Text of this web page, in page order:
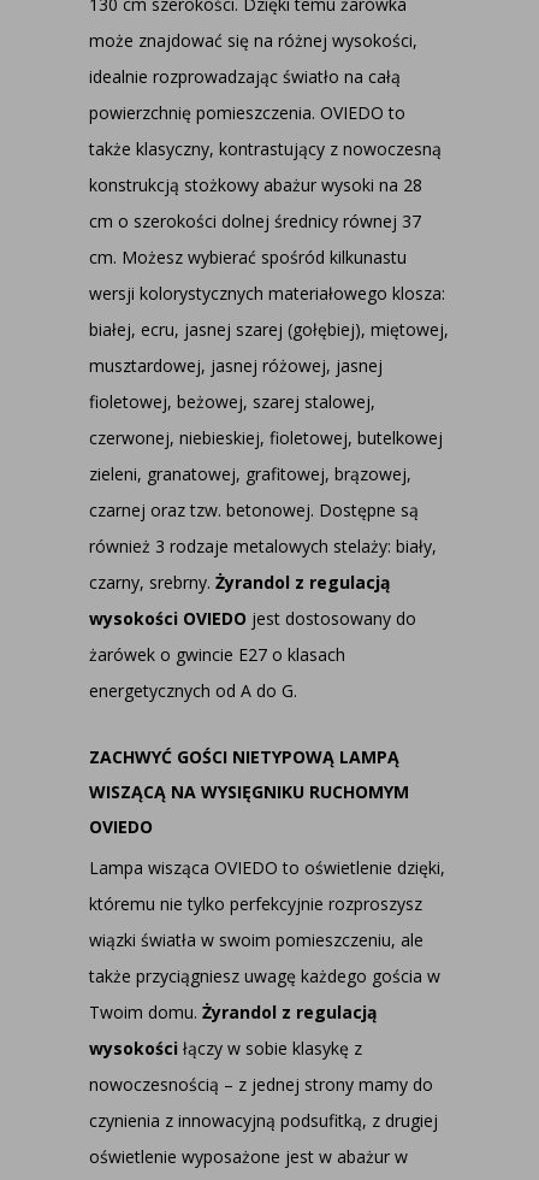
może znajdować się na różnej wysokości,
idealnie rozprowadzając światło na całą
powierzchnię pomieszczenia. OVIEDO to
także klasyczny, kontrastujący z nowoczesną
konstrukcją stożkowy abażur wysoki na 28
cm o szerokości dolnej średnicy równej 37
cm. Możesz wybierać spośród kilkunastu
wersji kolorystycznych materiałowego klosza:
białej, ecru, jasnej szarej (gołębiej), miętowej,
musztardowej, jasnej różowej, jasnej
fioletowej, beżowej, szarej stalowej,
czerwonej, niebieskiej, fioletowej, butelkowej
zieleni, granatowej, grafitowej, brązowej,
czarnej oraz tzw. betonowej. Dostępne są
również 3 rodzaje metalowych stelaży: biały,
czarny, srebrny. Żyrandol z regulacją
wysokości OVIEDO jest dostosowany do
żarówek o gwincie E27 o klasach
energetycznych od A do G.
ZACHWYĆ GOŚCI NIETYPOWĄ LAMPĄ
WISZĄCĄ NA WYSIĘGNIKU RUCHOMYM
OVIEDO
Lampa wisząca OVIEDO to oświetlenie dzięki,
któremu nie tylko perfekcyjnie rozproszysz
wiązki światła w swoim pomieszczeniu, ale
także przyciągniesz uwagę każdego gościa w
Twoim domu. Żyrandol z regulacją
wysokości łączy w sobie klasykę z
nowoczesnością – z jednej strony mamy do
czynienia z innowacyjną podsufitką, z drugiej
oświetlenie wyposażone jest w abażur w